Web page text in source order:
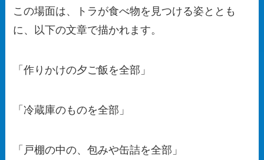
この場面は、トラが食べ物を見つける姿ととも
に、以下の文章で描かれます。
「作りかけの夕ご飯を全部」
「冷蔵庫のものを全部」
「戸棚の中の、包みや缶詰を全部」